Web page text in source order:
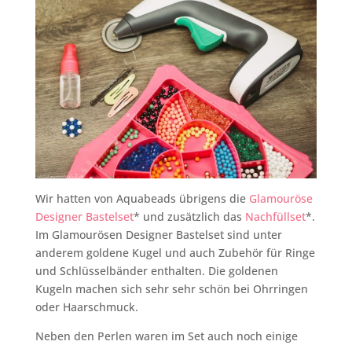
Wir hatten von Aquabeads übrigens die Glamouröse
Designer Bastelset* und zusätzlich das Nachfüllset*.
Im Glamourösen Designer Bastelset sind unter
anderem goldene Kugel und auch Zubehör für Ringe
und Schlüsselbänder enthalten. Die goldenen
Kugeln machen sich sehr sehr schön bei Ohrringen
oder Haarschmuck.
Neben den Perlen waren im Set auch noch einige